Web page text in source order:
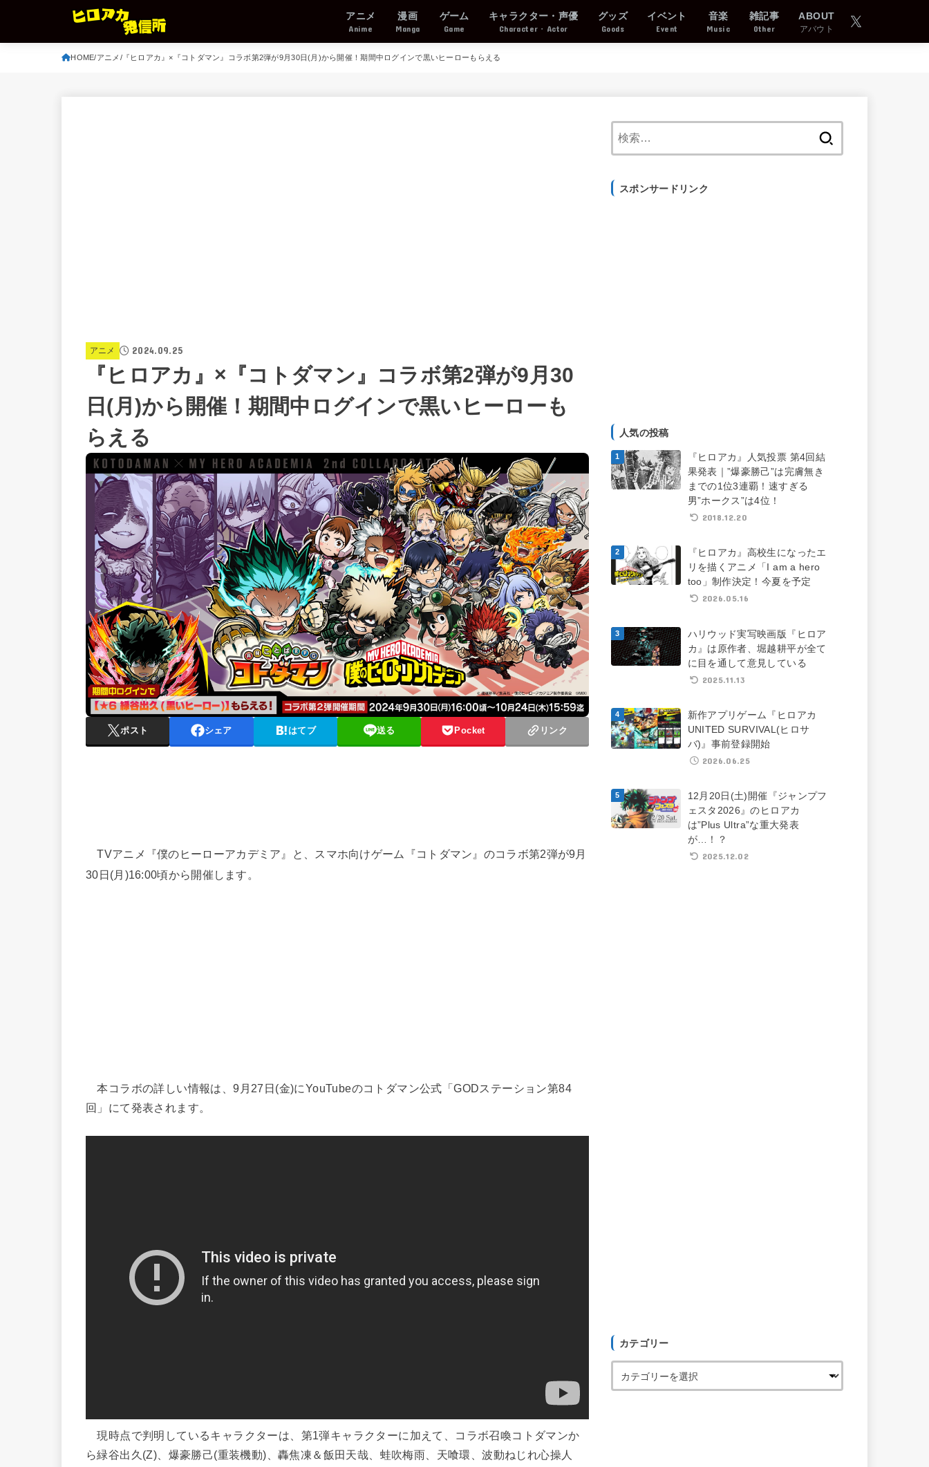
アニメ
Anime
漫画
Manga
ゲーム
Game
キャラクター・声優
Character・Actor
グッズ
Goods
イベント
Event
音楽
Music
雑記事
Other
ABOUT
アバウト
HOME アニメ 『ヒロアカ』×『コトダマン』コラボ第2弾が9月30日(月)から開催！期間中ログインで黒いヒーローもらえる
アニメ 2024.09.25
『ヒロアカ』×『コトダマン』コラボ第2弾が9月30
日(月)から開催！期間中ログインで黒いヒーローも
らえる
ポスト シェア はてブ 送る Pocket リンク
TVアニメ『僕のヒーローアカデミア』と、スマホ向けゲーム『コトダマン』のコラボ第2弾が9月
30日(月)16:00頃から開催します。
本コラボの詳しい情報は、9月27日(金)にYouTubeのコトダマン公式「GODステーション第84
回」にて発表されます。
現時点で判明しているキャラクターは、第1弾キャラクターに加えて、コラボ召喚コトダマンか
ら緑谷出久(Z)、爆豪勝己(重装機動)、轟焦凍＆飯田天哉、蛙吹梅雨、天喰環、波動ねじれ心操人
スポンサードリンク
人気の投稿
『ヒロアカ』人気投票 第4回結
果発表｜”爆豪勝己”は完膚無き
までの1位3連覇！速すぎる
男”ホークス”は4位！
2018.12.20
『ヒロアカ』高校生になったエ
リを描くアニメ「I am a hero
too」制作決定！今夏を予定
2026.05.16
ハリウッド実写映画版『ヒロア
カ』は原作者、堀越耕平が全て
に目を通して意見している
2025.11.13
新作アプリゲーム『ヒロアカ
UNITED SURVIVAL(ヒロサ
バ)』事前登録開始
2026.06.25
12月20日(土)開催『ジャンプフ
ェスタ2026』のヒロアカ
は”Plus Ultra”な重大発表
が…！？
2025.12.02
カテゴリー